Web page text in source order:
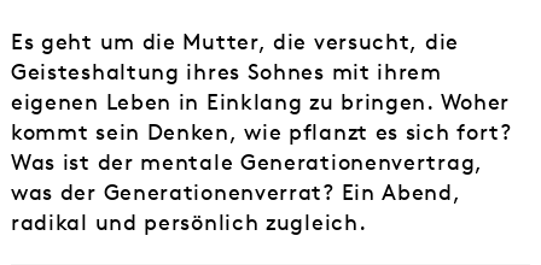
Es geht um die Mutter, die versucht, die
Geisteshaltung ihres Sohnes mit ihrem
eigenen Leben in Einklang zu bringen. Woher
kommt sein Denken, wie pflanzt es sich fort?
Was ist der mentale Generationenvertrag,
was der Generationenverrat? Ein Abend,
radikal und persönlich zugleich.